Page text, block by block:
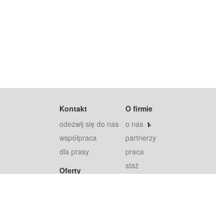
Kontakt
odezwij się do nas
współpraca
dla prasy
Oferty
O firmie
o nas
partnerzy
praca
staż